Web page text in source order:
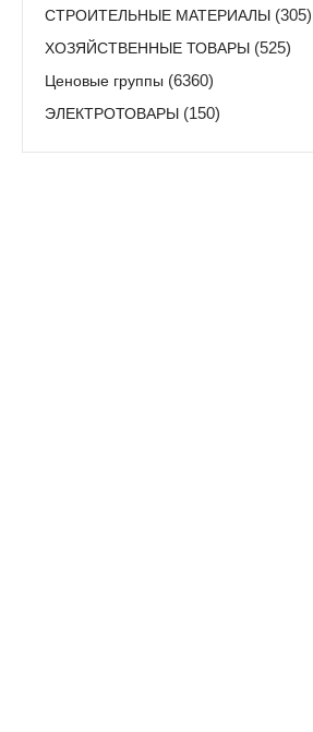
СТРОИТЕЛЬНЫЕ МАТЕРИАЛЫ (305)
ХОЗЯЙСТВЕННЫЕ ТОВАРЫ (525)
Ценовые группы (6360)
ЭЛЕКТРОТОВАРЫ (150)